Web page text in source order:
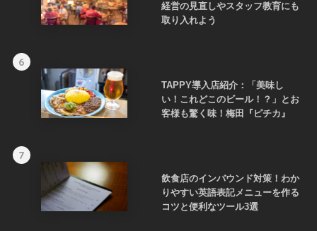
経営の見直しやスタッフ教育にも
取り入れよう
6
TAPPY導入店紹介：「美味し
い！これどこのビール！？」とお
客様も驚く味！梅田『ピチカ』
7
飲食店のインバウンド対策！わか
りやすい英語表記メニューを作る
コツと便利なツール3選